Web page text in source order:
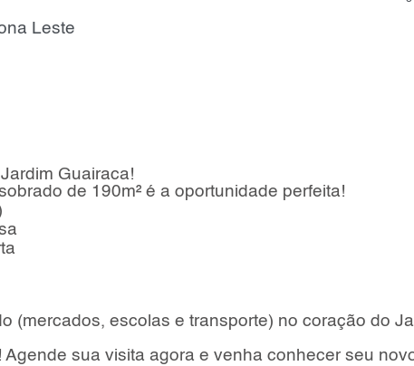
Leste
Guairaca!
de 190m² é a oportunidade perfeita!
(mercados, escolas e transporte) no coração do
sua visita agora e venha conhecer seu